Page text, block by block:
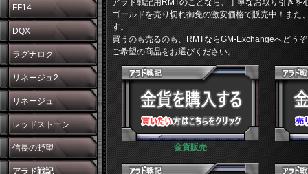
FF14
DQX
ラグナロク
リネージュ2
リネージュ
レッドストーン
信長の野望
アラド戦記
アラド戦記用RMTのことなら、丁寧なお取り引きを
ゴールドを売り切れ御免の激安価格で販売中！また
す。
買うのも売るのも、RMTならGM-Exchangeへどう
ご希望の商品をお選びください。
金貨販売